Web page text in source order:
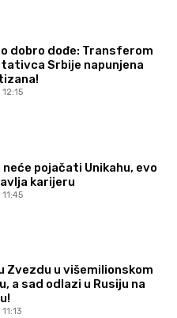
dobro dođe: Transferom
Srbije napunjena
neće pojačati Unikahu, evo
karijeru
Zvezdu u višemilionskom
a sad odlazi u Rusiju na